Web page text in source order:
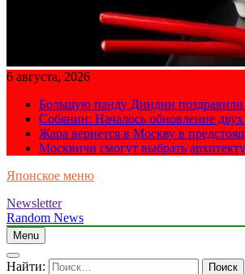
6 августа, 2026
Большую панду Диндин
Собянин: Началось обновление
Жара вернется в Москву в
Москвичи смогут выбрать
Японское меню
Newsletter
Random News
Menu
Найти: